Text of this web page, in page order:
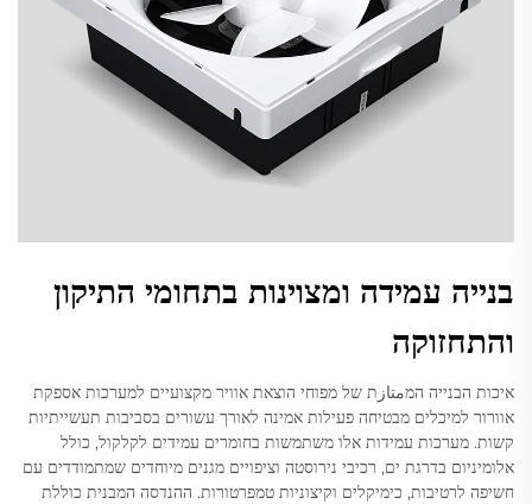
בנייה עמידה ומצוינות בתחומי התיקון
והתחזוקה
איכות הבנייה המمتازת של מפוחי הוצאת אוויר מקצועיים למערכות אספקת
אוורור למיכלים מבטיחה פעילות אמינה לאורך עשורים בסביבות תעשייתיות
קשות. מערכות עמידות אלו משתמשות בחומרים עמידים לקלקול, כולל
אלומיניום בדרגת ים, רכיבי נירוסטה וציפויים מגנים מיוחדים שמתמודדים עם
חשיפה לרטיבות, כימיקלים וקיצוניות טמפרטורות. ההנדסה המבנית כוללת